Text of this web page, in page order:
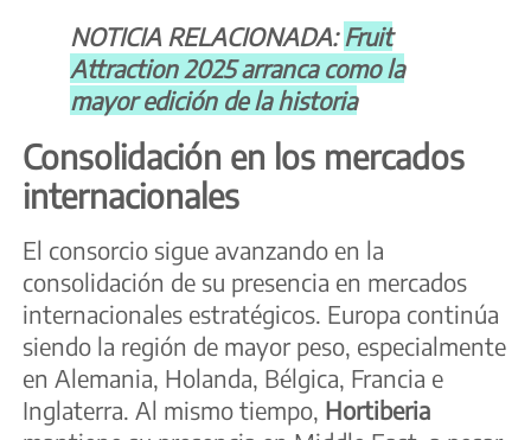
NOTICIA RELACIONADA: Fruit
Attraction 2025 arranca como la
mayor edición de la historia
Consolidación en los mercados
internacionales
El consorcio sigue avanzando en la
consolidación de su presencia en mercados
internacionales estratégicos. Europa continúa
siendo la región de mayor peso, especialmente
en Alemania, Holanda, Bélgica, Francia e
Inglaterra. Al mismo tiempo, Hortiberia